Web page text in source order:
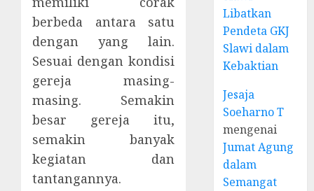
berbeda antara satu
dengan yang lain.
Sesuai dengan kondisi
gereja masing-
masing. Semakin
besar gereja itu,
semakin banyak
kegiatan dan
tantangannya.
Libatkan
Pendeta GKJ
Slawi dalam
Kebaktian
Jesaja
Soeharno T
mengenai
Jumat Agung
dalam
Semangat